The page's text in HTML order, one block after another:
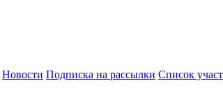
Новости Подписка на рассылки Список